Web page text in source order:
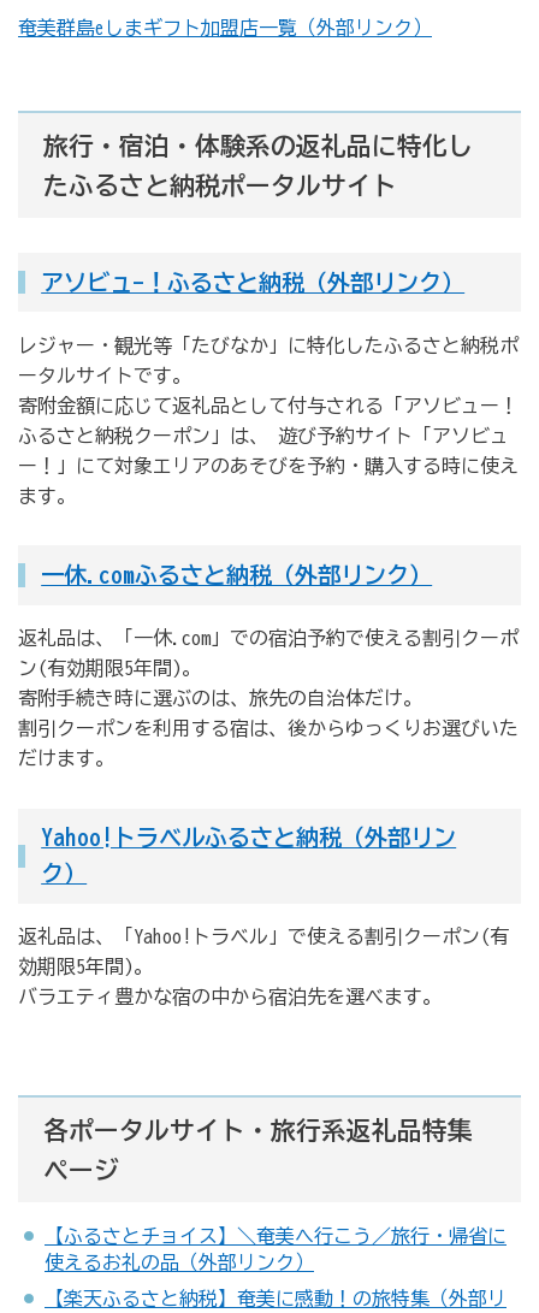
奄美群島eしまギフト加盟店一覧（外部リンク）
旅行・宿泊・体験系の返礼品に特化し
たふるさと納税ポータルサイト
アソビュ-！ふるさと納税（外部リンク）
レジャー・観光等「たびなか」に特化したふるさと納税ポ
ータルサイトです。
寄附金額に応じて返礼品として付与される「アソビュー！
ふるさと納税クーポン」は、 遊び予約サイト「アソビュ
ー！」にて対象エリアのあそびを予約・購入する時に使え
ます。
一休.comふるさと納税（外部リンク）
返礼品は、「一休.com」での宿泊予約で使える割引クーポ
ン(有効期限5年間)。
寄附手続き時に選ぶのは、旅先の自治体だけ。
割引クーポンを利用する宿は、後からゆっくりお選びいた
だけます。
Yahoo!トラベルふるさと納税（外部リン
ク）
返礼品は、「Yahoo!トラベル」で使える割引クーポン(有
効期限5年間)。
バラエティ豊かな宿の中から宿泊先を選べます。
各ポータルサイト・旅行系返礼品特集
ページ
【ふるさとチョイス】＼奄美へ行こう／旅行・帰省に
使えるお礼の品（外部リンク）
【楽天ふるさと納税】奄美に感動！の旅特集（外部リ